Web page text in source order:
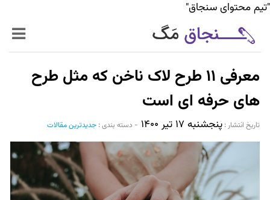
"تیم محتوای سنجاق"
زنده‌تر
حرفه‌ای‌تر
سیر تا پیاز خدمات
World Mag
بازار آنلاین سنجاق
معرفی ۱۱ طرح لاک ناخن که مثل طرح
های حرفه ای است
تاریخ انتشار :‌ پنجشنبه ۱۷ تیر ۱۴۰۰ - دسته بندی : جدیدترین مقالات